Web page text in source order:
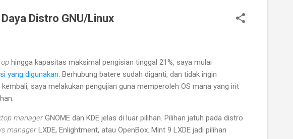
Distro GNU/Linux
hingga kapasitas maksimal pengisian tinggal 21%, saya mulai
yang digunakan . Berhubung batere sudah diganti, dan tidak ingin
saya melakukan pengujian guna memperoleh OS mana yang irit
managerGNOME dan KDE jelas di luar pilihan. Pilihan jatuh pada distro
managerLXDE, Enlightment, atau OpenBox. Mint 9 LXDE jadi pilihan